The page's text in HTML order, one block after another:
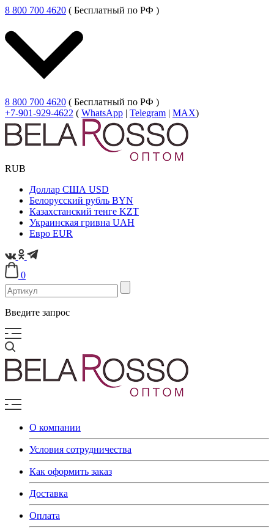
8 800 700 4620 ( Бесплатный по РФ )
8 800 700 4620 ( Бесплатный по РФ )
+7-901-929-4622 ( WhatsApp | Telegram | MAX)
RUB
Доллар США USD
Белорусский рубль BYN
Казахстанский тенге KZT
Украинская гривна UAH
Евро EUR
0
Введите запрос
О компании
Условия сотрудничества
Как оформить заказ
Доставка
Оплата